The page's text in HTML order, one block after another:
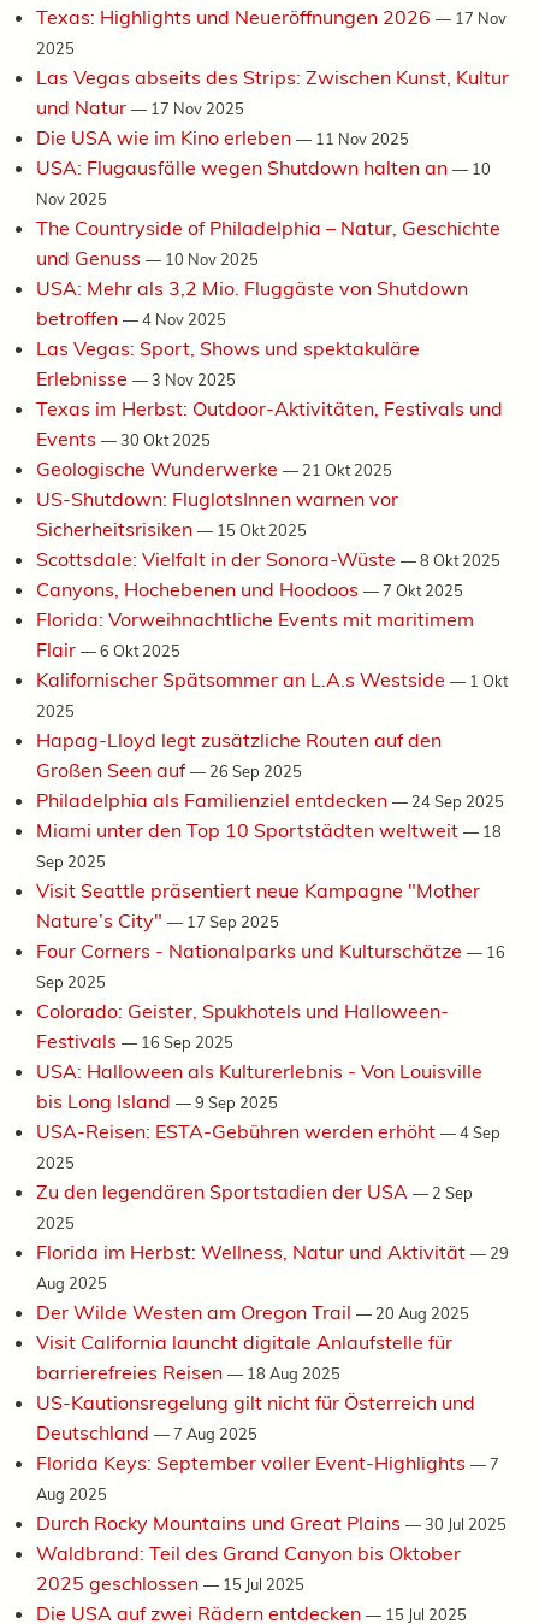
Texas: Highlights und Neueröffnungen 2026 — 17 Nov
2025
Las Vegas abseits des Strips: Zwischen Kunst, Kultur
und Natur — 17 Nov 2025
Die USA wie im Kino erleben — 11 Nov 2025
USA: Flugausfälle wegen Shutdown halten an — 10
Nov 2025
The Countryside of Philadelphia – Natur, Geschichte
und Genuss — 10 Nov 2025
USA: Mehr als 3,2 Mio. Fluggäste von Shutdown
betroffen —4 Nov 2025
Las Vegas: Sport, Shows und spektakuläre
Erlebnisse —3 Nov 2025
Texas im Herbst: Outdoor-Aktivitäten, Festivals und
Events —30 Okt 2025
Geologische Wunderwerke — 21 Okt 2025
US-Shutdown: FluglotsInnen warnen vor
Sicherheitsrisiken — 15 Okt 2025
Scottsdale: Vielfalt in der Sonora-Wüste —8 Okt 2025
Canyons, Hochebenen und Hoodoos —7 Okt 2025
Florida: Vorweihnachtliche Events mit maritimem
Flair —6 Okt 2025
Kalifornischer Spätsommer an L.A.s Westside — 1 Okt
2025
Hapag-Lloyd legt zusätzliche Routen auf den
Großen Seen auf— 26 Sep 2025
Philadelphia als Familienziel entdecken — 24 Sep 2025
Miami unter den Top 10 Sportstädten weltweit — 18
Sep 2025
Visit Seattle präsentiert neue Kampagne "Mother
Nature’s City" — 17 Sep 2025
Four Corners - Nationalparks und Kulturschätze — 16
Sep 2025
Colorado: Geister, Spukhotels und Halloween-
Festivals — 16 Sep 2025
USA: Halloween als Kulturerlebnis - Von Louisville
bis Long Island —9 Sep 2025
USA-Reisen: ESTA-Gebühren werden erhöht —4 Sep
2025
Zu den legendären Sportstadien der USA — 2 Sep
2025
Florida im Herbst: Wellness, Natur und Aktivität — 29
Aug 2025
Der Wilde Westen am Oregon Trail — 20 Aug 2025
Visit California launcht digitale Anlaufstelle für
barrierefreies Reisen — 18 Aug 2025
US-Kautionsregelung gilt nicht für Österreich und
Deutschland —7 Aug 2025
Florida Keys: September voller Event-Highlights —7
Aug 2025
Durch Rocky Mountains und Great Plains —30 Jul 2025
Waldbrand: Teil des Grand Canyon bis Oktober
2025 geschlossen — 15 Jul 2025
Die USA auf zwei Rädern entdecken — 15 Jul 2025